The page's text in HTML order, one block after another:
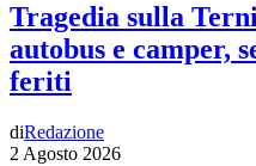
Tragedia sulla
autobus e camper,
feriti
diRedazione
2 Agosto 2026